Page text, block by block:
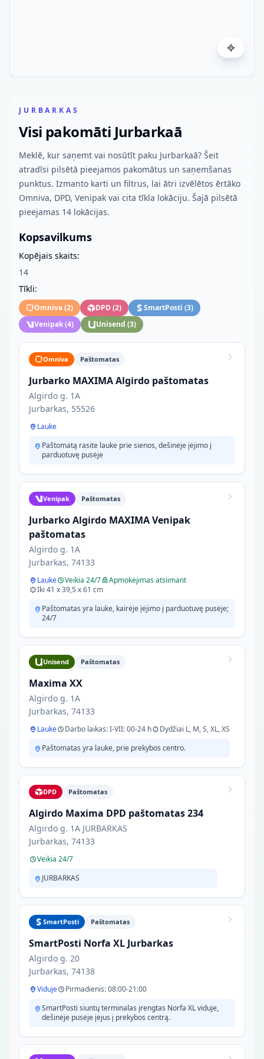
JURBARKAS
Visi pakomāti Jurbarkaā
Meklē, kur saņemt vai nosūtīt paku Jurbarkaā? Šeit
atradīsi pilsētā pieejamos pakomātus un saņemšanas
punktus. Izmanto karti un filtrus, lai ātri izvēlētos ērtāko
Omniva, DPD, Venipak vai cita tīkla lokāciju. Šajā pilsētā
pieejamas 14 lokācijas.
Kopsavilkums
Kopējais skaits:
14
Tīkli:
Omniva(2) DPD(2) SmartPosti (3)
Venipak(4) Unisend (3)
Omniva Paštomatas
Jurbarko MAXIMA Algirdo paštomatas
Algirdo g. 1A
Jurbarkas, 55526
Lauke
Paštomatą rasite lauke prie sienos, dešinėje įėjimo į
parduotuvę pusėje
Venipak Paštomatas
Jurbarko Algirdo MAXIMA Venipak
paštomatas
Algirdo g. 1A
Jurbarkas, 74133
Lauke Veikia 24/7
Apmokėjimas atsiimant
Iki 41 x 39,5 x 61 cm
Paštomatas yra lauke, kairėje įėjimo į parduotuvę pusėje;
24/7
Unisend Paštomatas
Maxima XX
Algirdo g. 1A
Jurbarkas, 74133
Lauke Darbo laikas: I-VII: 00-24 h
Dydžiai L, M, S, XL, XS
Paštomatas yra lauke, prie prekybos centro.
DPD Paštomatas
Algirdo Maxima DPD paštomatas 234
Algirdo g. 1A JURBARKAS
Jurbarkas, 74133
Veikia 24/7
JURBARKAS
SmartPosti Paštomatas
SmartPosti Norfa XL Jurbarkas
Algirdo g. 20
Jurbarkas, 74138
Viduje
Pirmadienis: 08:00-21:00
SmartPosti siuntų terminalas įrengtas Norfa XL viduje,
dešinėje pusėje įėjus į prekybos centrą.